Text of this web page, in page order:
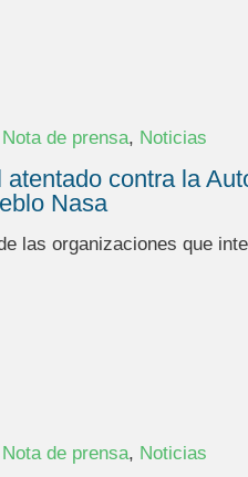
Nota de prensa, Noticias
contra la
Nasa
las organizaciones que
Nota de prensa, Noticias